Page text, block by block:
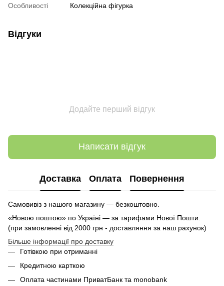
Особливості
Колекційна фігурка
Відгуки
Додайте перший відгук
Написати відгук
Доставка Оплата Повернення
Самовивіз з нашого магазину — безкоштовно.
«Новою поштою» по Україні — за тарифами Нової Пошти.
(при замовленні від 2000 грн - доставляння за наш рахунок)
Більше інформації про доставку
Готівкою при отриманні
Кредитною карткою
Оплата частинами ПриватБанк та monobank